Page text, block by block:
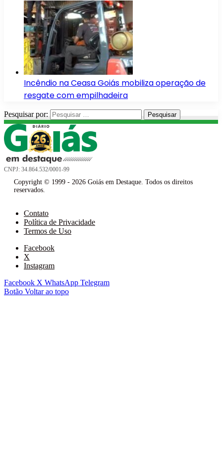
Incêndio na Ceasa Goiás mobiliza operação de
resgate com empilhadeira
Pesquisar por:
CNPJ: 34.864.532/0001-99
Copyright © 1999 - 2026 Goiás em Destaque. Todos os direitos
reservados.
Contato
Política de Privacidade
Termos de Uso
Facebook
X
Instagram
Facebook X WhatsApp Telegram
Botão Voltar ao topo